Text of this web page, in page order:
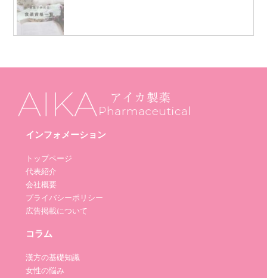
インフォメーション
トップページ
代表紹介
会社概要
プライバシーポリシー
広告掲載について
コラム
漢方の基礎知識
女性の悩み